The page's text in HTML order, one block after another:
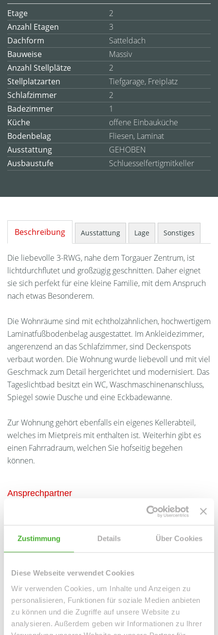
Zustimmung Details Über Cookies
Diese Webseite verwendet Cookies
Wir verwenden Cookies, um Inhalte und Anzeigen zu
personalisieren, Funktionen für soziale Medien anbieten
zu können und die Zugriffe auf unsere Website zu
analysieren. Außerdem geben wir Informationen zu Ihrer
Etage
2
Anzahl Etagen
3
Dachform
Satteldach
Bauweise
Massiv
Anzahl Stellplätze
2
Stellplatzarten
Tiefgarage, Freiplatz
Schlafzimmer
2
Badezimmer
1
Küche
offene Einbauküche
Bodenbelag
Fliesen, Laminat
Ausstattung
GEHOBEN
Ausbaustufe
Schluesselfertigmitkeller
Beschreibung Ausstattung Lage Sonstiges
Die liebevolle 3-RWG, nahe dem Torgauer Zentrum, ist
lichtdurchflutet und großzügig geschnitten. Daher eignet
sie sich perfekt für eine kleine Familie, mit dem Anspruch
nach etwas Besonderem.
Die Wohnräume sind mit echtholzähnlichen, hochwertigem
Laminatfußbodenbelag ausgestattet. Im Ankleidezimmer,
angerenzend an das Schlafzimmer, sind Deckenspots
verbaut worden. Die Wohnung wurde liebevoll und mit viel
Geschmack zum Detail hergerichtet und modernisiert. Das
Tageslichtbad besitzt ein WC, Waschmaschinenanschluss,
Spiegel sowie Dusche und eine Eckbadewanne.
Zur Wohnung gehört ebenfalls ein eigenes Kellerabteil,
welches im Mietpreis mit enthalten ist. Weiterhin gibt es
einen Fahrradraum, welchen Sie hofseitig begehen
können.
Ansprechpartner
Frau Peggy Günther
Telefon: 004934298549070